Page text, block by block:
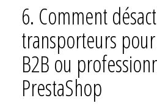
6. Comment
transporteurs
B2B ou
PrestaShop